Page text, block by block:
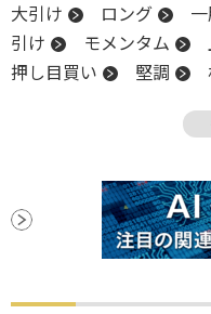
大引け ロング
引け
モメンタム
押し目買い
堅調